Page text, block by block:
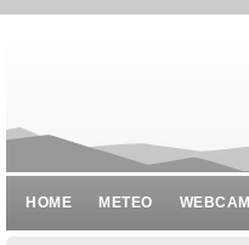
HOME METEO WEBCAM